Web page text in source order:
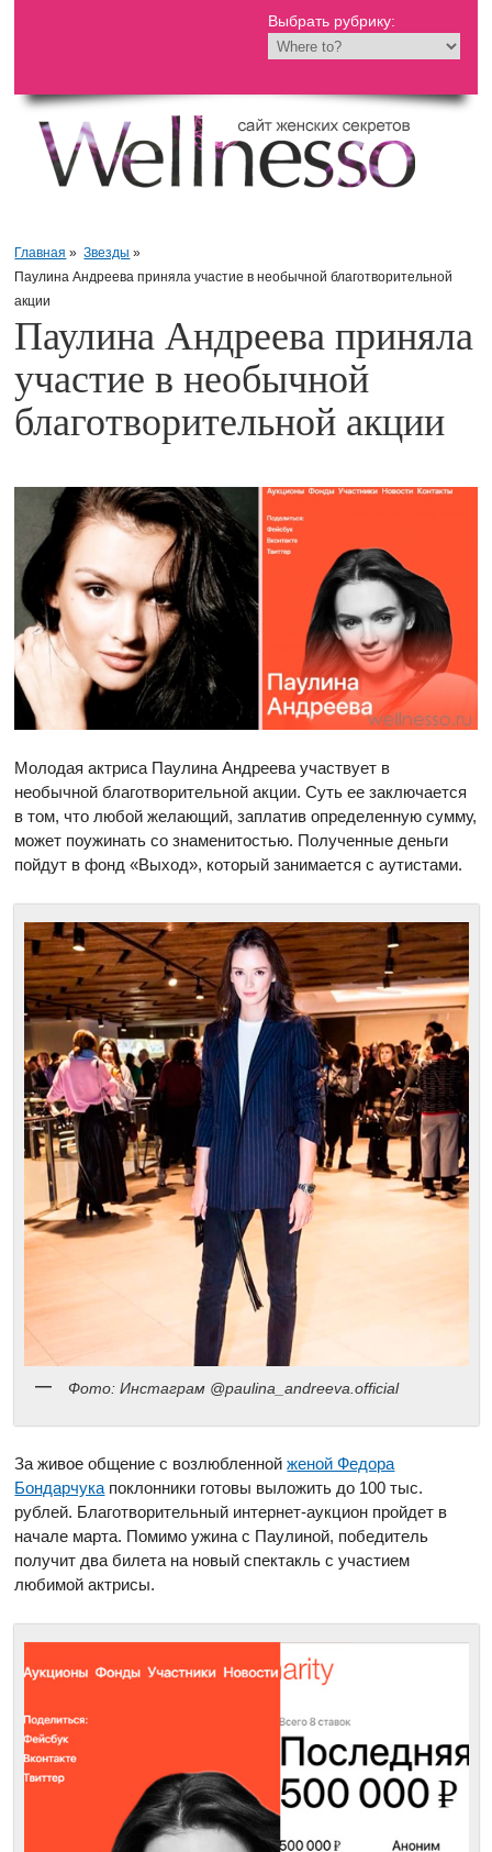
Выбрать рубрику:
Главная » Звезды »
Паулина Андреева приняла участие в необычной благотворительной
акции
Паулина Андреева приняла
участие в необычной
благотворительной акции
Молодая актриса Паулина Андреева участвует в
необычной благотворительной акции. Суть ее заключается
в том, что любой желающий, заплатив определенную сумму,
может поужинать со знаменитостью. Полученные деньги
пойдут в фонд «Выход», который занимается с аутистами.
Фото: Инстаграм @paulina_andreeva.official
За живое общение с возлюбленнойженой Федора
Бондарчука поклонники готовы выложить до 100 тыс.
рублей. Благотворительный интернет-аукцион пройдет в
начале марта. Помимо ужина с Паулиной, победитель
получит два билета на новый спектакль с участием
любимой актрисы.